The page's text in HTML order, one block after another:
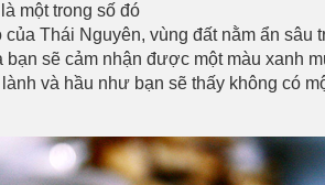
một trong số đó
Thái Nguyên, vùng đất nằm ẩn sâu
sẽ cảm nhận được một màu xanh
và hầu như bạn sẽ thấy không có